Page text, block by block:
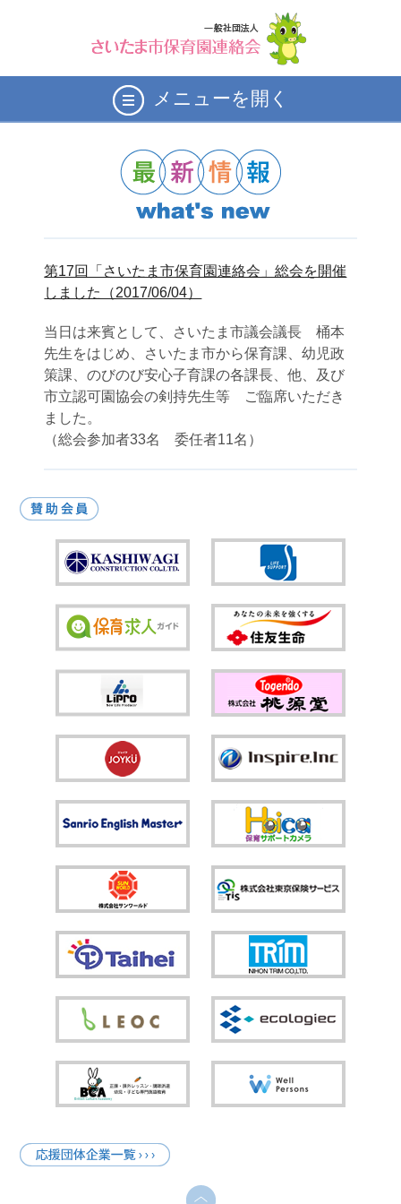
メニューを開く
第17回「さいたま市保育園連絡会」総会を開催
しました（2017/06/04）
当日は来賓として、さいたま市議会議長 桶本
先生をはじめ、さいたま市から保育課、幼児政
策課、のびのび安心子育課の各課長、他、及び
市立認可園協会の剣持先生等 ご臨席いただき
ました。
（総会参加者33名 委任者11名）